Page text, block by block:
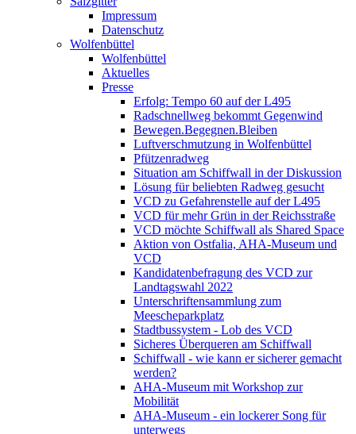
Impressum
Datenschutz
Wolfenbüttel
Wolfenbüttel
Aktuelles
Presse
Erfolg: Tempo 60 auf der L495
Radschnellweg bekommt Gegenwind
Bewegen.Begegnen.Bleiben
Luftverschmutzung in Wolfenbüttel
Pfützenradweg
Situation am Schiffwall in der Diskussion
Lösung für beliebten Radweg gesucht
VCD zu Gefahrenstelle auf der L495
VCD für mehr Grün in der Reichsstraße
VCD möchte Schiffwall als Shared Space
Aktion von Ostfalia, AHA-Museum und
VCD
Kandidatenbefragung des VCD zur
Landtagswahl 2022
Unterschriftensammlung zum
Meescheparkplatz
Stadtbussystem - Lob des VCD
Sicheres Überqueren am Schiffwall
Schiffwall - wie kann er sicherer gemacht
werden?
AHA-Museum mit Workshop zur
Mobilität
AHA-Museum - ein lockerer Song für
unterwegs